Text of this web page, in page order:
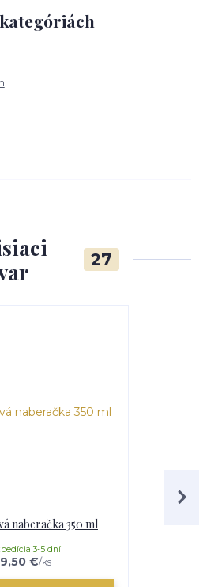
27
naberačka 350 ml
9,50 €/ks
3-5 dní